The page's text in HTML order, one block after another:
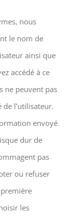
nous
le nom de
ainsi que
accédé à ce
ne peuvent pas
l’utilisateur.
envoyé
dur de
pas
ou refuser
les